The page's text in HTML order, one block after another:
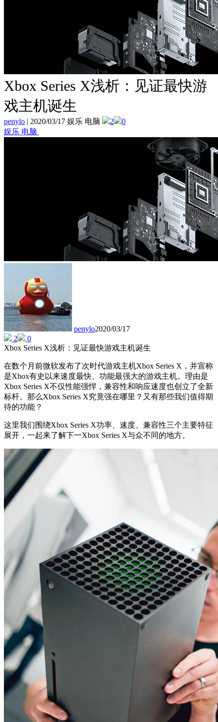
Xbox Series X浅析：见证最快游
戏主机诞生
penylo | 2020/03/17 娱乐 电脑 2
0
娱乐 电脑
penylo2020/03/17
2
0
Xbox Series X浅析：见证最快游戏主机诞生
在数个月前微软发布了次时代游戏主机Xbox Series X，并宣称
是Xbox有史以来速度最快、功能最强大的游戏主机。理由是
Xbox Series X不仅性能强悍，兼容性和响应速度也创立了全新
标杆。那么Xbox Series X究竟强在哪里？又有那些我们值得期
待的功能？
这里我们围绕Xbox Series X功率、速度、兼容性三个主要特征
展开，一起来了解下一Xbox Series X与众不同的地方。